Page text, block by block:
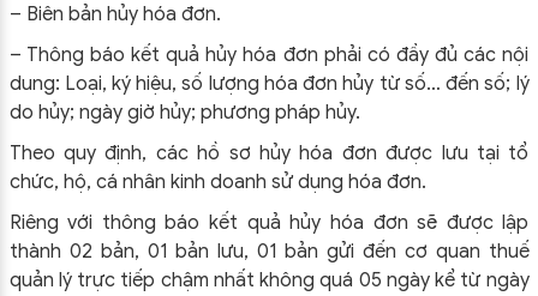
– Biên bản hủy hóa đơn.
– Thông báo kết quả hủy hóa đơn phải có đầy đủ các nội
dung: Loại, ký hiệu, số lượng hóa đơn hủy từ số… đến số; lý
do hủy; ngày giờ hủy; phương pháp hủy.
Theo quy định, các hồ sơ hủy hóa đơn được lưu tại tổ
chức, hộ, cá nhân kinh doanh sử dụng hóa đơn.
Riêng với thông báo kết quả hủy hóa đơn sẽ được lập
thành 02 bản, 01 bản lưu, 01 bản gửi đến cơ quan thuế
quản lý trực tiếp chậm nhất không quá 05 ngày kể từ ngày